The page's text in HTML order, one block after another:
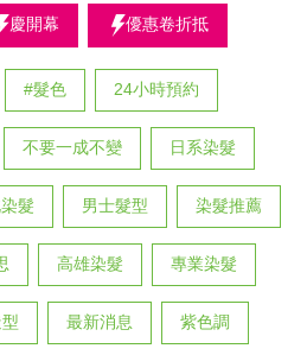
慶開幕 優惠卷折抵
#髮色 24小時預約
不要一成不變 日系染髮
髮 男士髮型 染髮推薦
高雄染髮 專業染髮
最新消息 紫色調